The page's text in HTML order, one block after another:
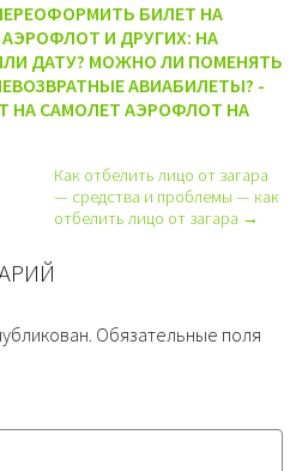
БИЛЕТ НА
И ДРУГИХ: НА
ДАТУ? МОЖНО ЛИ ПОМЕНЯТЬ
АВИАБИЛЕТЫ? -
НА САМОЛЕТ АЭРОФЛОТ НА
Как отбелить лицо от загара
— средства и проблемы — как
отбелить лицо от загара →
Обязательные поля